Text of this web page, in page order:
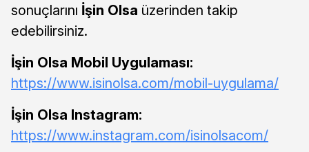
sonuçlarını İşin Olsa üzerinden takip
edebilirsiniz.
İşin Olsa Mobil Uygulaması:
https://www.isinolsa.com/mobil-uygulama/
İşin Olsa Instagram:
https://www.instagram.com/isinolsacom/